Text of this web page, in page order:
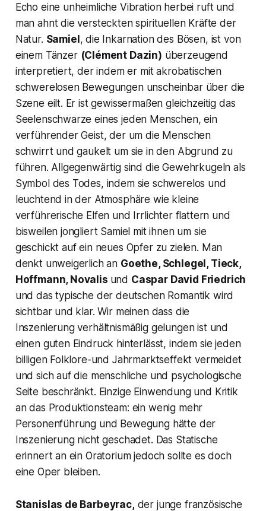
Echo eine unheimliche Vibration herbei ruft und
man ahnt die versteckten spirituellen Kräfte der
Natur. Samiel, die Inkarnation des Bösen, ist von
einem Tänzer (Clément Dazin) überzeugend
interpretiert, der indem er mit akrobatischen
schwerelosen Bewegungen unscheinbar über die
Szene eilt. Er ist gewissermaßen gleichzeitig das
Seelenschwarze eines jeden Menschen, ein
verführender Geist, der um die Menschen
schwirrt und gaukelt um sie in den Abgrund zu
führen. Allgegenwärtig sind die Gewehrkugeln als
Symbol des Todes, indem sie schwerelos und
leuchtend in der Atmosphäre wie kleine
verführerische Elfen und Irrlichter flattern und
bisweilen jongliert Samiel mit ihnen um sie
geschickt auf ein neues Opfer zu zielen. Man
denkt unweigerlich an Goethe, Schlegel, Tieck,
Hoffmann, Novalis und Caspar David Friedrich
und das typische der deutschen Romantik wird
sichtbar und klar. Wir meinen dass die
Inszenierung verhältnismäßig gelungen ist und
einen guten Eindruck hinterlässt, indem sie jeden
billigen Folklore-und Jahrmarktseffekt vermeidet
und sich auf die menschliche und psychologische
Seite beschränkt. Einzige Einwendung und Kritik
an das Produktionsteam: ein wenig mehr
Personenführung und Bewegung hätte der
Inszenierung nicht geschadet. Das Statische
erinnert an ein Oratorium jedoch sollte es doch
eine Oper bleiben.
Stanislas de Barbeyrac,der junge französische